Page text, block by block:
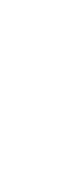
をチェッ
で確認す
検記録
。特に修
、初心者